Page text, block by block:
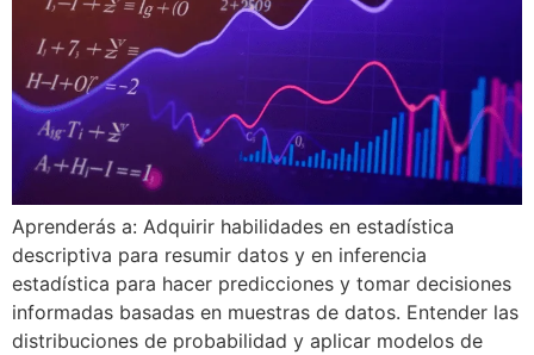
Aprenderás a: Adquirir habilidades en estadística
descriptiva para resumir datos y en inferencia
estadística para hacer predicciones y tomar decisiones
informadas basadas en muestras de datos. Entender las
distribuciones de probabilidad y aplicar modelos de